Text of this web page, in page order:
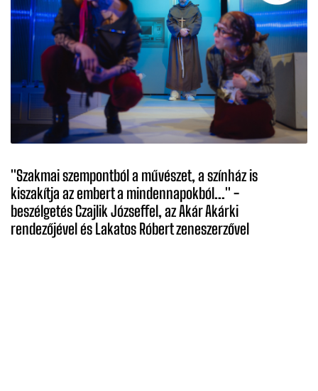
''Szakmai szempontból a művészet, a színház is
kiszakítja az embert a mindennapokból...'' -
beszélgetés Czajlik Józseffel, az Akár Akárki
rendezőjével és Lakatos Róbert zeneszerzővel